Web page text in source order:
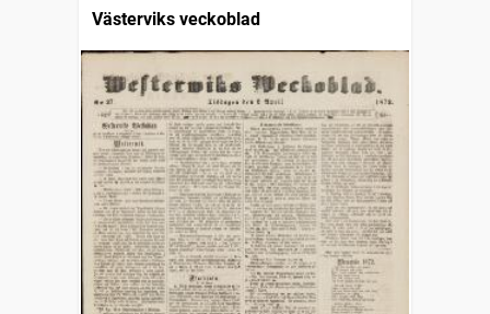
Västerviks veckoblad